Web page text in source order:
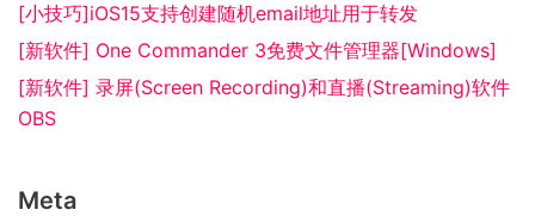
[小技巧]iOS15支持创建随机email地址用于转发
[新软件] One Commander 3免费文件管理器[Windows]
[新软件] 录屏(Screen Recording)和直播(Streaming)软件
OBS
Meta